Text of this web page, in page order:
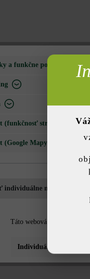
prírodou a
Skvele sa hodí na
ŠM16 sa používa
a funkčne potrebné
(funkčnosť stránky)
(Google Mapy)
individuálne nastavenie
Táto webová stránka
Individuálne nastavenia